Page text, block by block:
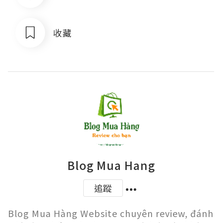
收藏
Blog Mua Hang
追蹤
Blog Mua Hàng Website chuyên review, đánh